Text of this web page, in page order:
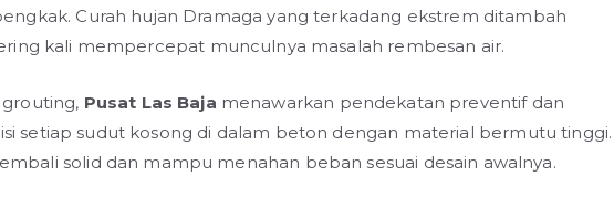
Curah hujan Dramaga yang terkadang ekstrem ditambah
kali mempercepat munculnya masalah rembesan air.
grouting, Pusat Las Baja menawarkan pendekatan preventif dan
setiap sudut kosong di dalam beton dengan material bermutu tinggi.
solid dan mampu menahan beban sesuai desain awalnya.